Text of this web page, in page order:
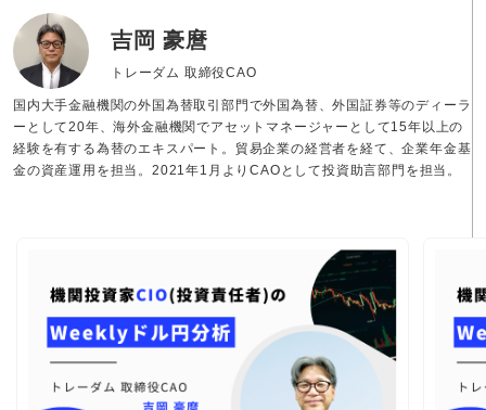
吉岡 豪麿
トレーダム 取締役CAO
国内大手金融機関の外国為替取引部門で外国為替、外国証券等のディーラ
ーとして20年、海外金融機関でアセットマネージャーとして15年以上の
経験を有する為替のエキスパート。貿易企業の経営者を経て、企業年金基
金の資産運用を担当。2021年1月よりCAOとして投資助言部門を担当。